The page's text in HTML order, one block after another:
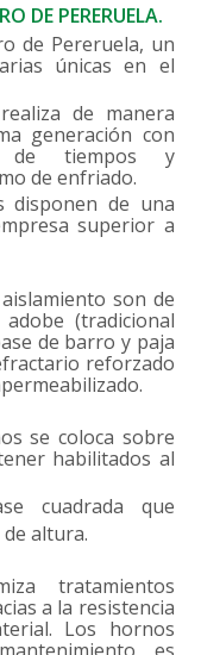
DE PERERUELA.
de Pereruela, un
únicas en el
de manera
generación con
de tiempos y
de enfriado.
disponen de una
superior a
son de
(tradicional
de barro y paja
reforzado
se coloca sobre
habilitados al
cuadrada que
altura.
tratamientos
a la resistencia
Los hornos